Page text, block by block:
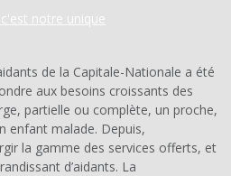
de la Capitale-Nationale a été
aux besoins croissants des
partielle ou complète, un proche,
enfant malade. Depuis,
la gamme des services offerts, et
d’aidants. La